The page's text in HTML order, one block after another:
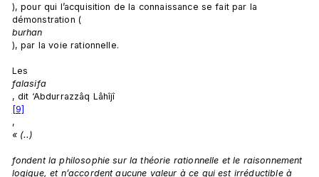
), pour qui l’acquisition de la connaissance se fait par la
démonstration (
burhan
), par la voie rationnelle.
Les
falasifa
, dit ‘Abdurrazzâq Lâhîjî
[9]
,
« (..)
fondent la philosophie sur la théorie rationnelle et le raisonnement
logique, et n’accordent aucune valeur à ce qui est irréductible à